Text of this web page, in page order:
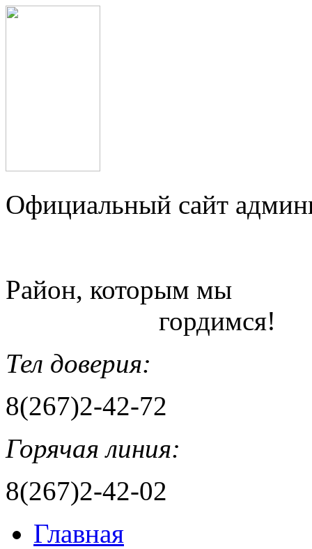
Официальный сайт
Район, которым мы
гордимся!
Тел доверия:
8(267)2-42-72
Горячая линия:
8(267)2-42-02
Главная